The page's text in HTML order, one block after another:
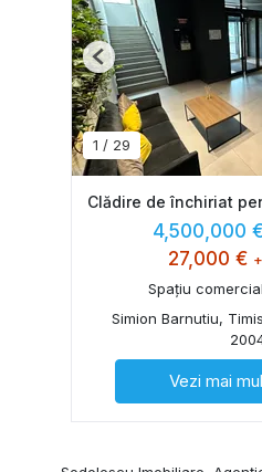
1 / 29
Previous
Clădire de închiriat
4,500,000
27,000 €
Spațiu
Simion Barnutiu,
Vezi mai